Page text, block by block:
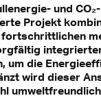
und
Projekt
um die
wird dieser